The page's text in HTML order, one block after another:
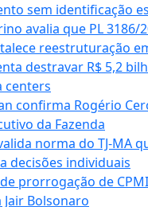
sem identificação
avalia que PL 3186/
reestruturação
destravar R$ 5,2
centers
confirma Rogério
da Fazenda
norma do TJ-MA
decisões individuais
prorrogação de
Bolsonaro